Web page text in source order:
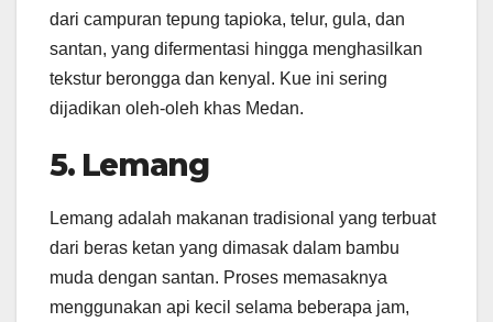
dari campuran tepung tapioka, telur, gula, dan
santan, yang difermentasi hingga menghasilkan
tekstur berongga dan kenyal. Kue ini sering
dijadikan oleh-oleh khas Medan. ​
5. Lemang
Lemang adalah makanan tradisional yang terbuat
dari beras ketan yang dimasak dalam bambu
muda dengan santan. Proses memasaknya
menggunakan api kecil selama beberapa jam,